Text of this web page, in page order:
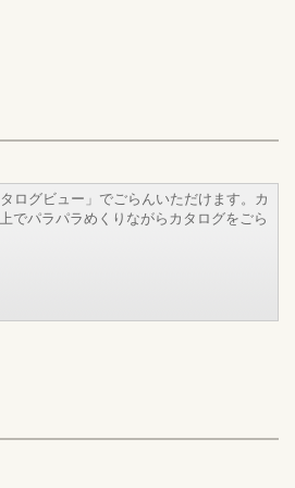
ログビュー」でごらんいただけます。カ
でパラパラめくりながらカタログをごら